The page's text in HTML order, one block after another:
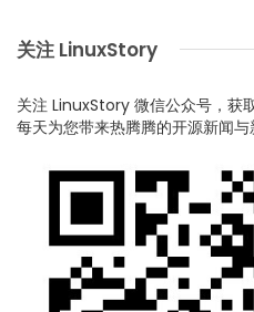
关注 LinuxStory
关注 LinuxStory 微信公众号，获
每天为您带来热腾腾的开源新闻与